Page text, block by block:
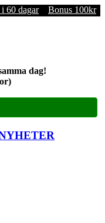
60 dagar Bonus 100kr
dag!